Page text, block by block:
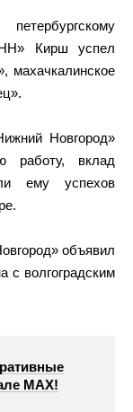
Кирш успел
махачкалинское
Новгород»
работу, вклад
ему успехов
объявил
с волгоградским
МАХ!